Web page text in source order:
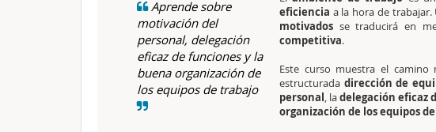
Aprende sobre
motivación del
personal, delegación
eficaz de funciones y la
buena organización de
los equipos de trabajo
eficiencia a la hora de
motivados se traducirá en
competitiva.
Este curso muestra el
estructurada dirección de
personal, ladelegación eficaz
organización de los equipos